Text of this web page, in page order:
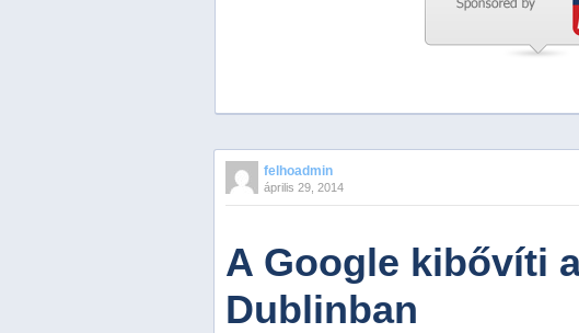
PreviousNextStop
2
felhoadmin
április 29, 2014
A Google kibővíti
Dublinban